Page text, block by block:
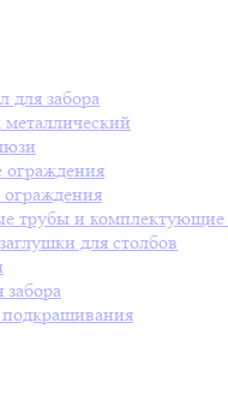
для забора
трубы и комплектующие
для столбов